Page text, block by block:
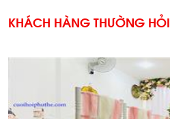
KHÁCH HÀNG THƯỜNG HỎI